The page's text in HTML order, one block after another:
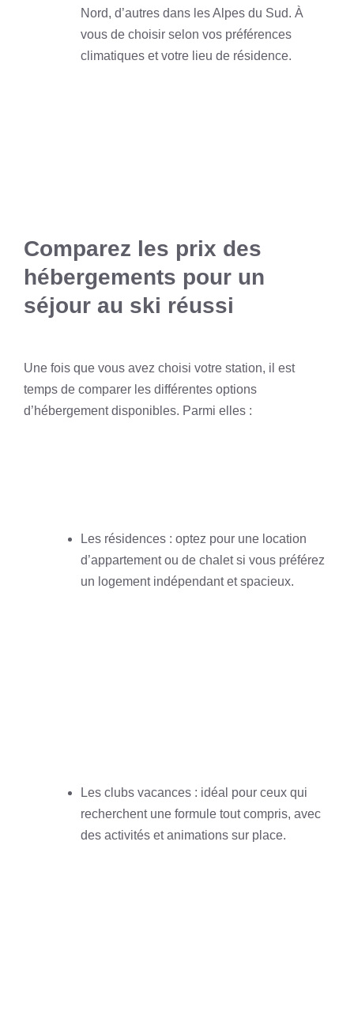
Nord, d’autres dans les Alpes du Sud. À
vous de choisir selon vos préférences
climatiques et votre lieu de résidence.
Comparez les prix des
hébergements pour un
séjour au ski réussi
Une fois que vous avez choisi votre station, il est
temps de comparer les différentes options
d’hébergement disponibles. Parmi elles :
Les résidences : optez pour une location
d’appartement ou de chalet si vous préférez
un logement indépendant et spacieux.
Les clubs vacances : idéal pour ceux qui
recherchent une formule tout compris, avec
des activités et animations sur place.